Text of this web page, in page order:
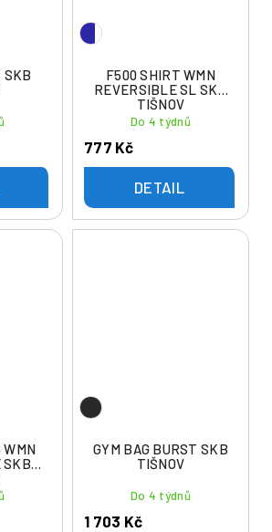
SKB
F500 SHIRT WMN
REVERSIBLE SL SKB
TIŠNOV
Do 4 týdnů
777 Kč
DETAIL
WMN
SKB
GYM BAG BURST SKB
TIŠNOV
Do 4 týdnů
1 703 Kč